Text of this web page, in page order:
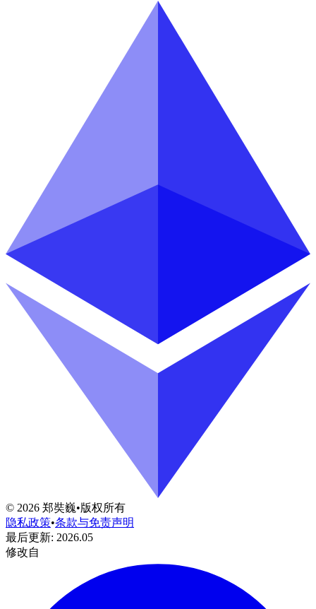
© 2026 郑奘巍•版权所有
隐私政策•条款与免责声明
最后更新: 2026.05
修改自